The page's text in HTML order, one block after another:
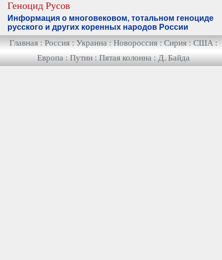
Геноцид Русов
Информация о многовековом, тотальном геноциде
русского и других коренных народов России
Главная : Россия : Украина : Новороссия : Сирия : США :
Европа : Путин : Пятая колонна : Д. Байда